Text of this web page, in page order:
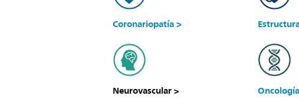
Coronariopatía >
Neurovascular>